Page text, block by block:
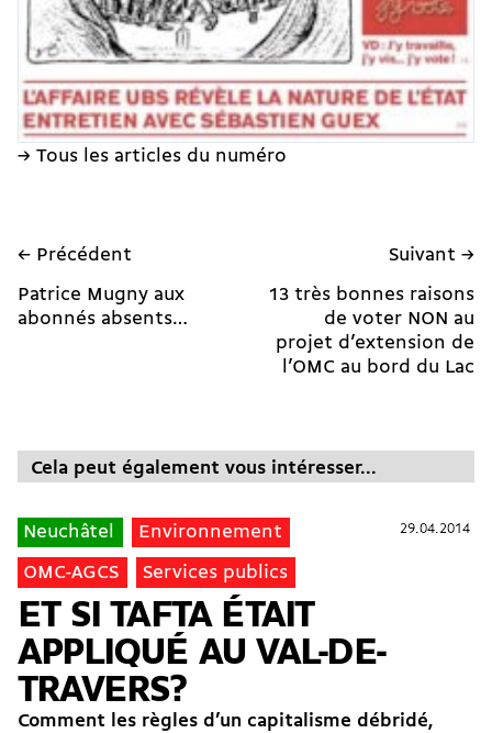
→ Tous les articles du numéro
← Précédent
Patrice Mugny aux
abonnés absents…
Suivant →
13 très bonnes raisons
de voter NON au
projet d’extension de
l’OMC au bord du Lac
Cela peut également vous intéresser...
29.04.2014
Neuchâtel Environnement
OMC-AGCS Services publics
29.04.2014
ET SI TAFTA ÉTAIT
APPLIQUÉ AU VAL-DE-
TRAVERS?
Comment les règles d’un capitalisme débridé,